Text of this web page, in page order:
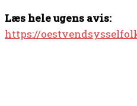
Læs hele ugens avis:
https://